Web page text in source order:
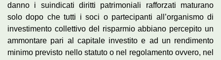
danno i suindicati diritti patrimoniali rafforzati maturano
solo dopo che tutti i soci o partecipanti all’organismo di
investimento collettivo del risparmio abbiano percepito un
ammontare pari al capitale investito e ad un rendimento
minimo previsto nello statuto o nel regolamento ovvero, nel